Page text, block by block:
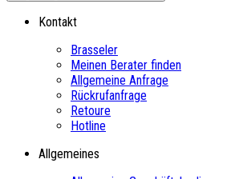
Kontakt
Brasseler
Meinen Berater finden
Allgemeine Anfrage
Rückrufanfrage
Retoure
Hotline
Allgemeines